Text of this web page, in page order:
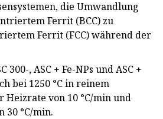
die Umwandlung
Ferrit (BCC) zu
Ferrit (FCC) während der
300-, ASC + Fe-NPs und ASC +
bei 1250 °C in reinem
Heizrate von 10 °C/min und
30 °C/min.